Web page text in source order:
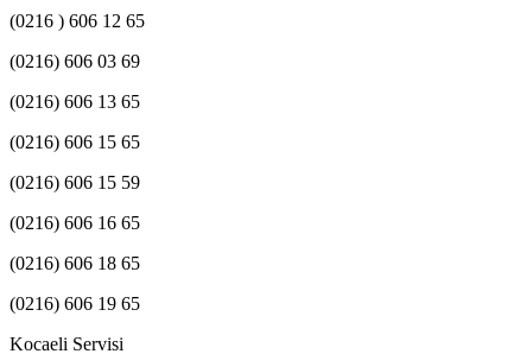
(0216 ) 606 12 65
(0216) 606 03 69
(0216) 606 13 65
(0216) 606 15 65
(0216) 606 15 59
(0216) 606 16 65
(0216) 606 18 65
(0216) 606 19 65
Kocaeli Servisi